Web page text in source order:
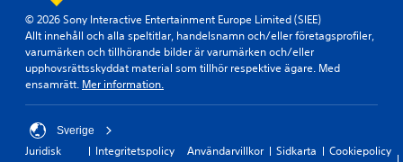
© 2026 Sony Interactive Entertainment Europe Limited (SIEE)
Allt innehåll och alla speltitlar, handelsnamn och/eller företagsprofiler,
varumärken och tillhörande bilder är varumärken och/eller
upphovsrättsskyddat material som tillhör respektive ägare. Med
ensamrätt. Mer information.
Sverige
Juridisk
Integritetspolicy
Användarvillkor
Sidkarta Cookiepolicy